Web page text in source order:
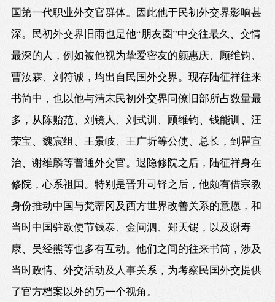
国第一代职业外交官群体。因此他于民初外交界影响甚
深。民初外交界旧雨也是他“朋友圈”中交往最久、交情
最深的人，例如被他视为挚爱密友的颜惠庆、顾维钧、
曹汝霖、刘符诚，均出自民国外交界。现存陆征祥往来
书简中，也以他与清末民初外交界同僚旧部所占数量最
多，从陈贻范、刘镜人、刘式训、顾维钧、钱能训、汪
荣宝、魏宸组、王景岐、王广圻等公使、总长，到瞿宣
治、谢维麟等普通外交官。退隐修院之后，陆征祥身在
修院，心系祖国。特别是晋升司铎之后，他颇有借宗教
身份推动中国与梵蒂冈及西方世界改善关系的意愿，和
当时中国驻欧使节钱泰、金问泗、郑天锡，以及谢寿
康、吴经熊等也多有互动。他们之间的往来书简，涉及
当时政情、外交活动及人事关系，为考察民国外交提供
了官方档案以外的另一个视角。